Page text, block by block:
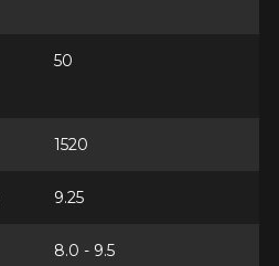
50
1520
9.25
8.0 - 9.5